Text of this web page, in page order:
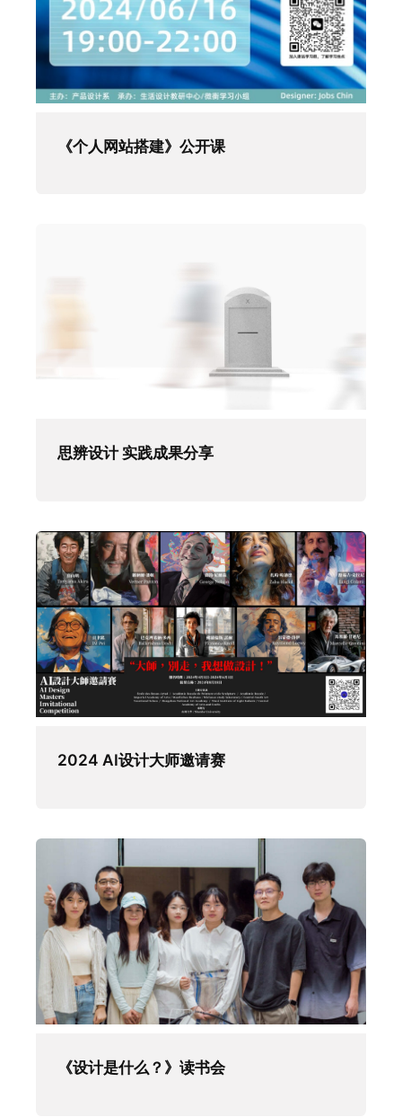
《个人网站搭建》公开课
思辨设计 实践成果分享
2024 AI设计大师邀请赛
《设计是什么？》读书会